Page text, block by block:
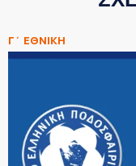
Γ΄ ΕΘΝΙΚΗ